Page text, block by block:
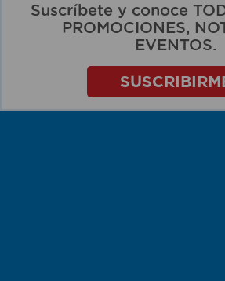
Suscríbete y conoce
PROMOCIONES,
EVENTOS.